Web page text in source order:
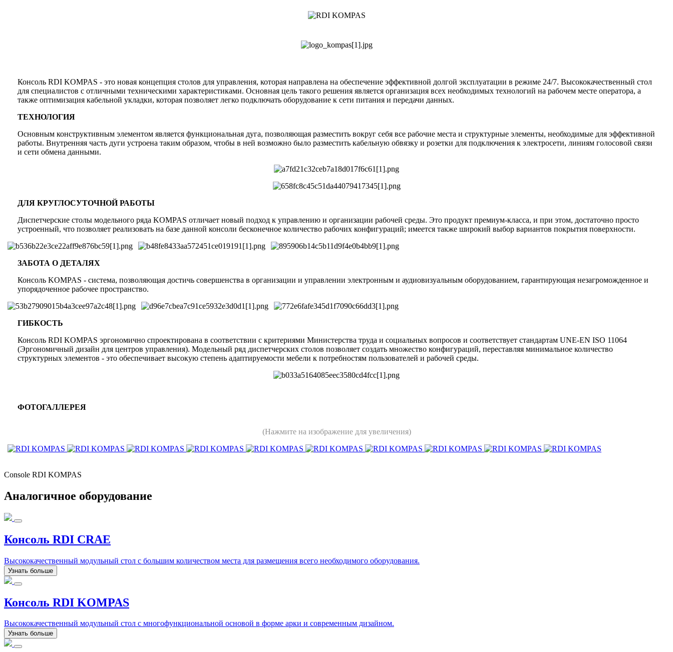
Консоль RDI KOMPAS - это новая концепция столов для управления, которая направлена на обеспечение эффективной долгой эксплуатации в режиме 24/7. Высококачественный стол
для специалистов с отличными техническими характеристиками. Основная цель такого решения является организация всех необходимых технологий на рабочем месте оператора, а
также оптимизация кабельной укладки, которая позволяет легко подключать оборудование к сети питания и передачи данных.
ТЕХНОЛОГИЯ
Основным конструктивным элементом является функциональная дуга, позволяющая разместить вокруг себя все рабочие места и структурные элементы, необходимые для эффективной
работы. Внутренняя часть дуги устроена таким образом, чтобы в ней возможно было разместить кабельную обвязку и розетки для подключения к электросети, линиям голосовой связи
и сети обмена данными.
ДЛЯ КРУГЛОСУТОЧНОЙ РАБОТЫ
Диспетчерские столы модельного ряда KOMPAS отличает новый подход к управлению и организации рабочей среды. Это продукт премиум-класса, и при этом, достаточно просто
устроенный, что позволяет реализовать на базе данной консоли бесконечное количество рабочих конфигураций; имеется также широкий выбор вариантов покрытия поверхности.
ЗАБОТА О ДЕТАЛЯХ
Консоль KOMPAS - система, позволяющая достичь совершенства в организации и управлении электронным и аудиовизуальным оборудованием, гарантирующая незагроможденное и
упорядоченное рабочее пространство.
ГИБКОСТЬ
Консоль RDI KOMPAS эргономично спроектирована в соответствии с критериями Министерства труда и социальных вопросов и соответствует стандартам UNE-EN ISO 11064
(Эргономичный дизайн для центров управления). Модельный ряд диспетчерских столов позволяет создать множество конфигураций, переставляя минимальное количество
структурных элементов - это обеспечивает высокую степень адаптируемости мебели к потребностям пользователей и рабочей среды.
ФОТОГАЛЛЕРЕЯ
(Нажмите на изображение для увеличения)
Console RDI KOMPAS
Аналогичное оборудование
Консоль RDI CRAE
Высококачественный модульный стол с большим количеством места для размещения всего необходимого оборудования.
Узнать больше
Консоль RDI KOMPAS
Высококачественный модульный стол с многофункциональной основой в форме арки и современным дизайном.
Узнать больше